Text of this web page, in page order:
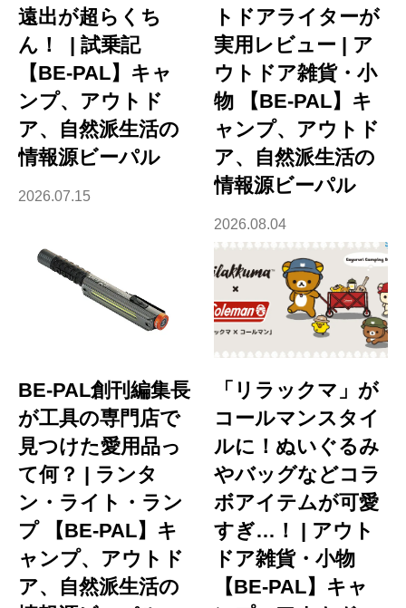
遠出が超らくち
ん！ | 試乗記
【BE-PAL】キャ
ンプ、アウトド
ア、自然派生活の
情報源ビーパル
2026.07.15
トドアライターが
実用レビュー | ア
ウトドア雑貨・小
物 【BE-PAL】キ
ャンプ、アウトド
ア、自然派生活の
情報源ビーパル
2026.08.04
BE-PAL創刊編集長
が工具の専門店で
見つけた愛用品っ
て何？ | ランタ
ン・ライト・ラン
プ 【BE-PAL】キ
ャンプ、アウトド
ア、自然派生活の
「リラックマ」が
コールマンスタイ
ルに！ぬいぐるみ
やバッグなどコラ
ボアイテムが可愛
すぎ…！ | アウト
ドア雑貨・小物
【BE-PAL】キャ